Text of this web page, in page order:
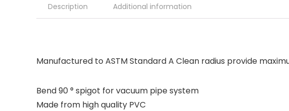
Description Additional information
Manufactured to ASTM Standard A Clean radius provide
Bend 90 ° spigot for vacuum pipe system
Made from high quality PVC